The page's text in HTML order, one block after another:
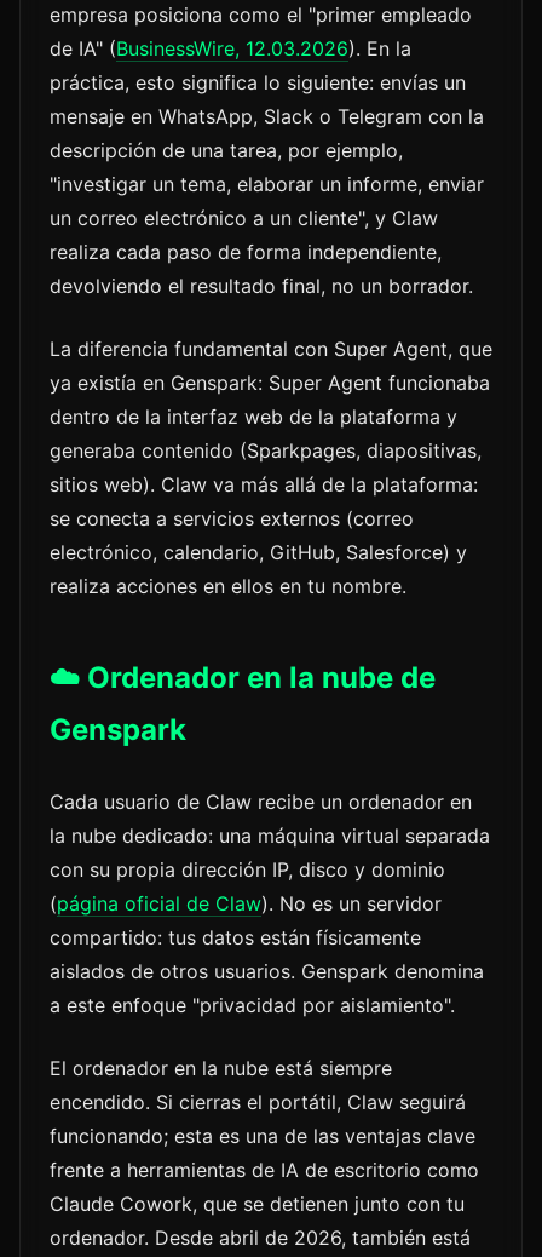
empresa posiciona como el "primer empleado
de IA" (BusinessWire, 12.03.2026). En la
práctica, esto significa lo siguiente: envías un
mensaje en WhatsApp, Slack o Telegram con la
descripción de una tarea, por ejemplo,
"investigar un tema, elaborar un informe, enviar
un correo electrónico a un cliente", y Claw
realiza cada paso de forma independiente,
devolviendo el resultado final, no un borrador.
La diferencia fundamental con Super Agent, que
ya existía en Genspark: Super Agent funcionaba
dentro de la interfaz web de la plataforma y
generaba contenido (Sparkpages, diapositivas,
sitios web). Claw va más allá de la plataforma:
se conecta a servicios externos (correo
electrónico, calendario, GitHub, Salesforce) y
realiza acciones en ellos en tu nombre.
☁️ Ordenador en la nube de
Genspark
Cada usuario de Claw recibe un ordenador en
la nube dedicado: una máquina virtual separada
con su propia dirección IP, disco y dominio
(página oficial de Claw). No es un servidor
compartido: tus datos están físicamente
aislados de otros usuarios. Genspark denomina
a este enfoque "privacidad por aislamiento".
El ordenador en la nube está siempre
encendido. Si cierras el portátil, Claw seguirá
funcionando; esta es una de las ventajas clave
frente a herramientas de IA de escritorio como
Claude Cowork, que se detienen junto con tu
ordenador. Desde abril de 2026, también está